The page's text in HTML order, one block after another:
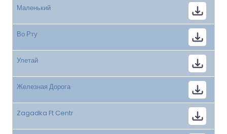
Маленький
Во Рту
Улетай
Железная Дорога
Zagadka Ft Centr